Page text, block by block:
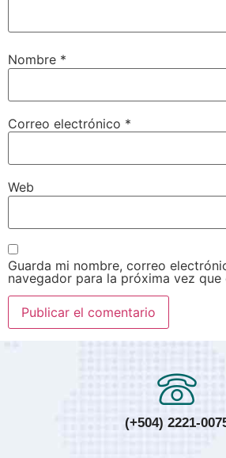
Nombre *
Correo electrónico *
Web
Guarda mi nombre, correo
navegador para la próxima vez que
(+504) 2221-